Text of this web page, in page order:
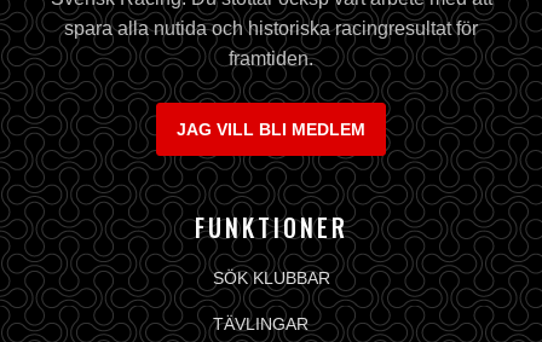
spara alla nutida och historiska racingresultat för
framtiden.
JAG VILL BLI MEDLEM
FUNKTIONER
SÖK KLUBBAR
TÄVLINGAR